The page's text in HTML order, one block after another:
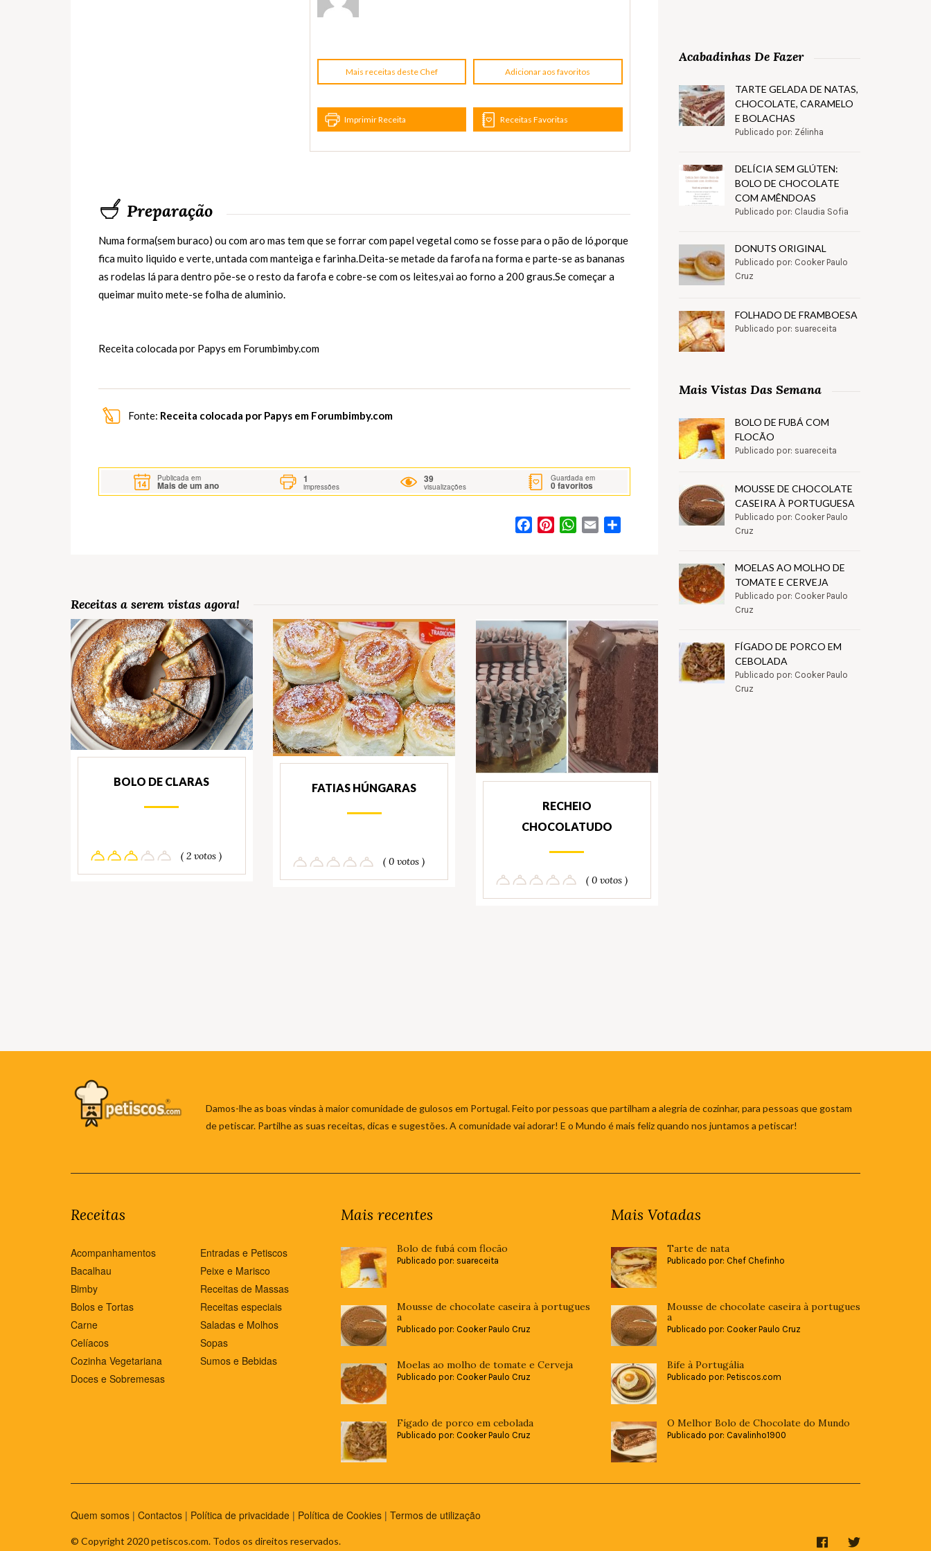
Mais receitas deste Chef Adicionar aos favoritos
Imprimir Receita Receitas Favoritas
Preparação
Numa forma(sem buraco) ou com aro mas tem que se forrar com papel vegetal como se fosse para o pão de ló,porque
fica muito liquido e verte, untada com manteiga e farinha.Deita-se metade da farofa na forma e parte-se as bananas
as rodelas lá para dentro põe-se o resto da farofa e cobre-se com os leites,vai ao forno a 200 graus.Se começar a
queimar muito mete-se folha de aluminio.
Receita colocada por Papys em Forumbimby.com
Fonte: Receita colocada por Papys em Forumbimby.com
Publicada em
Mais de um ano
1
impressões
39
visualizações
Guardada em
0favoritos
FacebookPinterestWhatsApp
Email
Receitas a serem vistas agora!
BOLO DE CLARAS
( 2 votos )
FATIAS HÚNGARAS
( 0 votos )
RECHEIO
CHOCOLATUDO
( 0 votos )
Acabadinhas De Fazer
TARTE GELADA DE NATAS,
CHOCOLATE, CARAMELO
E BOLACHAS
Publicado por: Zélinha
DELÍCIA SEM GLÚTEN:
BOLO DE CHOCOLATE
COM AMÊNDOAS
Publicado por: Claudia Sofia
DONUTS ORIGINAL
Publicado por: Cooker Paulo
Cruz
FOLHADO DE FRAMBOESA
Publicado por: suareceita
Mais Vistas Das Semana
BOLO DE FUBÁ COM
FLOCÃO
Publicado por: suareceita
MOUSSE DE CHOCOLATE
CASEIRA À PORTUGUESA
Publicado por: Cooker Paulo
Cruz
MOELAS AO MOLHO DE
TOMATE E CERVEJA
Publicado por: Cooker Paulo
Cruz
FÍGADO DE PORCO EM
CEBOLADA
Publicado por: Cooker Paulo
Cruz
Damos-lhe as boas vindas à maior comunidade de gulosos em Portugal. Feito por pessoas que partilham a alegria de cozinhar, para pessoas que gostam
de petiscar. Partilhe as suas receitas, dicas e sugestões. A comunidade vai adorar! E o Mundo é mais feliz quando nos juntamos a petiscar!
Receitas
Acompanhamentos
Bacalhau
Bimby
Bolos e Tortas
Carne
Celíacos
Cozinha Vegetariana
Doces e Sobremesas
Entradas e Petiscos
Peixe e Marisco
Receitas de Massas
Receitas especiais
Saladas e Molhos
Sopas
Sumos e Bebidas
Mais recentes
Bolo de fubá com flocão
Publicado por: suareceita
Mousse de chocolate caseira à portugues
a
Publicado por: Cooker Paulo Cruz
Moelas ao molho de tomate e Cerveja
Publicado por: Cooker Paulo Cruz
Fígado de porco em cebolada
Publicado por: Cooker Paulo Cruz
Mais Votadas
Tarte de nata
Publicado por: Chef Chefinho
Mousse de chocolate caseira à portugues
a
Publicado por: Cooker Paulo Cruz
Bife à Portugália
Publicado por: Petiscos.com
O Melhor Bolo de Chocolate do Mundo
Publicado por: Cavalinho1900
Quem somos | Contactos | Política de privacidade | Política de Cookies | Termos de utilização
© Copyright 2020 petiscos.com. Todos os direitos reservados.